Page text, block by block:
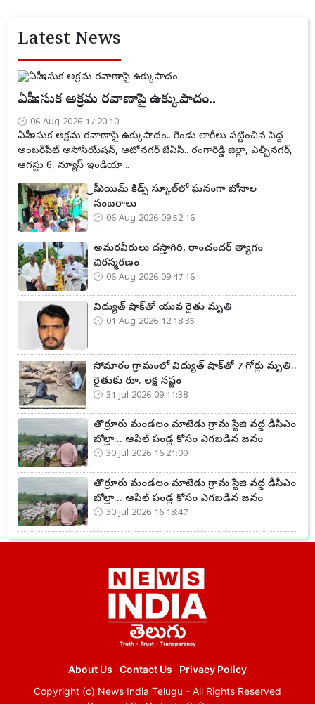
Latest News
ఏపీ ఇసుక అక్రమ రవాణాపై ఉక్కుపాదం..
06 Aug 2026 17:20:10
ఏపీ ఇసుక అక్రమ రవాణాపై ఉక్కుపాదం.. రెండు లారీలు పట్టించిన పెద్ద
అంబర్‌పేట్ అసోసియేషన్, ఆటోనగర్ జేఏసీ.. రంగారెడ్డి జిల్లా, ఎల్బీనగర్,
ఆగస్టు 6, న్యూస్ ఇండియా...
ప్రీ ఎయిమ్ కిడ్స్ స్కూల్‌లో ఘనంగా బోనాల
సంబరాలు
06 Aug 2026 09:52:16
అమరవీరులు దస్తాగిరి, రాంచందర్ త్యాగం
చిరస్మరణం
06 Aug 2026 09:47:16
విద్యుత్ షాక్‌తో యువ రైతు మృతి
01 Aug 2026 12:18:35
సోమారం గ్రామంలో విద్యుత్ షాక్‌తో 7 గోర్లు మృతి..
రైతుకు రూ. లక్ష నష్టం
31 Jul 2026 09:11:38
తొర్రూరు మండలం మాటేడు గ్రామ స్టేజి వద్ద డీసీఎం
బోల్తా... ఆపిల్ పండ్ల కోసం ఎగబడిన జనం
30 Jul 2026 16:21:00
తొర్రూరు మండలం మాటేడు గ్రామ స్టేజి వద్ద డీసీఎం
బోల్తా... ఆపిల్ పండ్ల కోసం ఎగబడిన జనం
30 Jul 2026 16:18:47
About Us Contact Us
Privacy Policy
Copyright (c) News India Telugu - All Rights Reserved